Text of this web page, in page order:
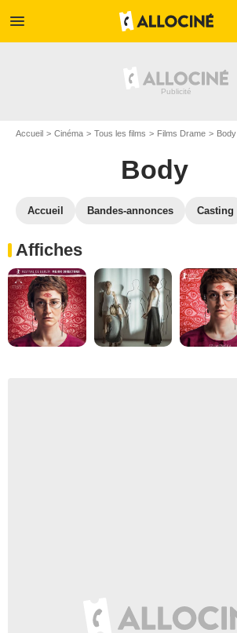
menu
Accueil Cinéma Tous les films Films Drame Body
Body
Accueil Bandes-annonces Casting
Affiches